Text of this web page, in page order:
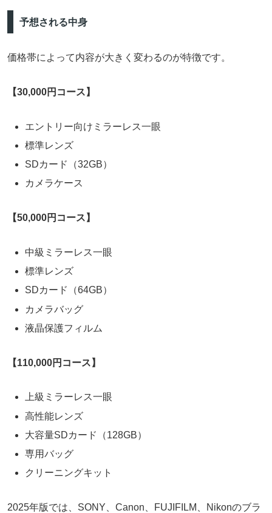
予想される中身
価格帯によって内容が大きく変わるのが特徴です。
【30,000円コース】
エントリー向けミラーレス一眼
標準レンズ
SDカード（32GB）
カメラケース
【50,000円コース】
中級ミラーレス一眼
標準レンズ
SDカード（64GB）
カメラバッグ
液晶保護フィルム
【110,000円コース】
上級ミラーレス一眼
高性能レンズ
大容量SDカード（128GB）
専用バッグ
クリーニングキット
2025年版では、SONY、Canon、FUJIFILM、Nikonのブラ